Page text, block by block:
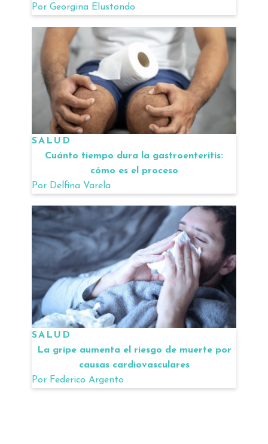
Por Georgina Elustondo
SALUD
Cuánto tiempo dura la gastroenteritis:
cómo es el proceso
Por Delfina Varela
SALUD
La gripe aumenta el riesgo de muerte por
causas cardiovasculares
Por Federico Argento